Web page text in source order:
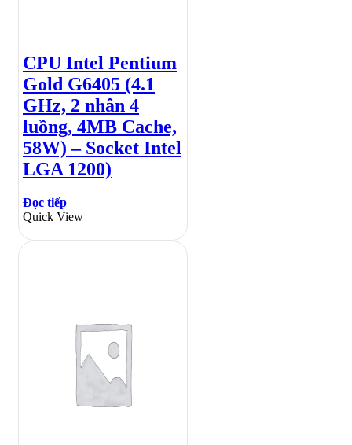
CPU Intel Pentium
Gold G6405 (4.1
GHz, 2 nhân 4
luồng, 4MB Cache,
58W) – Socket Intel
LGA 1200)
Đọc tiếp
Quick View